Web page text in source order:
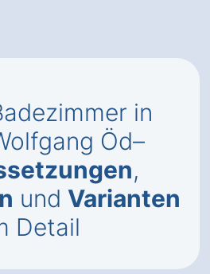
in
Öd–
,
und Varianten
Detail